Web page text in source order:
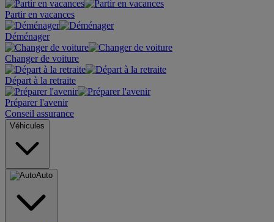
Partir en vacances
Déménager
Changer de voiture
Départ à la retraite
Préparer l'avenir
Conseil assurance
Véhicules
Auto